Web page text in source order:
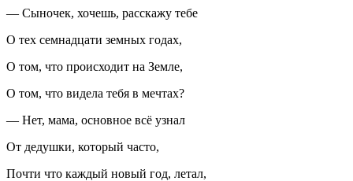
— Сыночек, хочешь, расскажу тебе
О тех семнадцати земных годах,
О том, что происходит на Земле,
О том, что видела тебя в мечтах?
— Нет, мама, основное всё узнал
От дедушки, который часто,
Почти что каждый новый год, летал,